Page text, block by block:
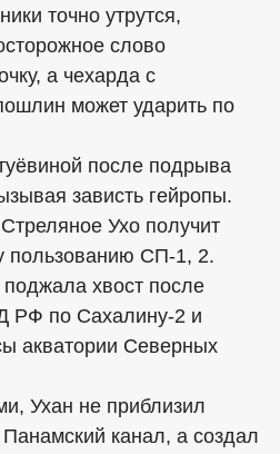
точно утрутся,
слово
а чехарда с
может ударить по
после подрыва
зависть гейропы.
Ухо получит
пользованию СП-1, 2.
хвост после
РФ по Сахалину-2 и
акватории Северных
Ухан не приблизил
канал, а создал